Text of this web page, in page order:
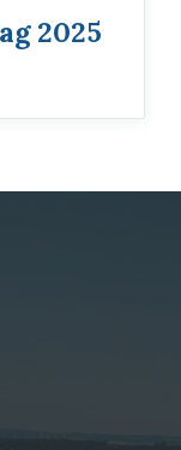
2025